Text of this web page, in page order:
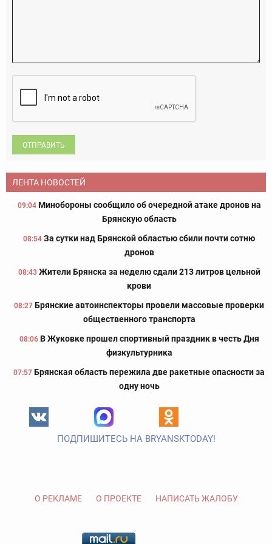
ОТПРАВИТЬ
ЛЕНТА НОВОСТЕЙ
09:04 Минобороны сообщило об очередной атаке дронов на
Брянскую область
08:54 За сутки над Брянской областью сбили почти сотню
дронов
08:43 Жители Брянска за неделю сдали 213 литров цельной
крови
08:27 Брянские автоинспекторы провели массовые проверки
общественного транспорта
08:06 В Жуковке прошел спортивный праздник в честь Дня
физкультурника
07:57 Брянская область пережила две ракетные опасности за
одну ночь
ПОДПИШИТЕСЬ НА BRYANSKTODAY!
О РЕКЛАМЕ О ПРОЕКТЕ НАПИСАТЬ ЖАЛОБУ